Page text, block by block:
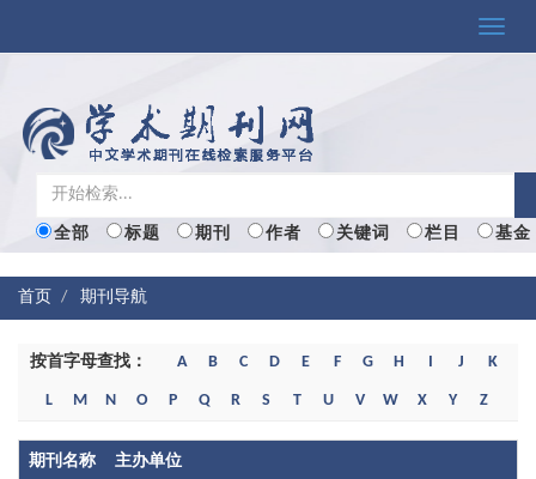
Toggle
全部 标题 期刊 作者 关键词 栏目 基金
首页 期刊导航
按首字母查找： A B C D E F G H I J K
L M N O P Q R S T U V W X Y Z
期刊名称 主办单位